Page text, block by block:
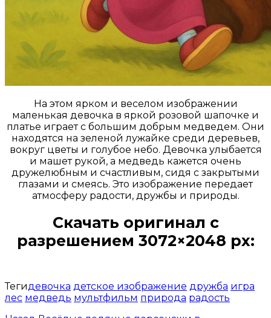
На этом ярком и веселом изображении
маленькая девочка в яркой розовой шапочке и
платье играет с большим добрым медведем. Они
находятся на зеленой лужайке среди деревьев,
вокруг цветы и голубое небо. Девочка улыбается
и машет рукой, а медведь кажется очень
дружелюбным и счастливым, сидя с закрытыми
глазами и смеясь. Это изображение передает
атмосферу радости, дружбы и природы.
Скачать оригинал с
разрешением 3072×2048 px:
Тегидевочка детское изображение дружба игра
лес медведь мультфильм природа радость